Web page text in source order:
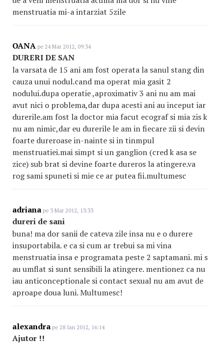
menstruatia mi-a intarziat 5zile
OANA pe 24 Mar 2012, 09:34
DURERI DE SAN
la varsata de 15 ani am fost operata la sanul stang din
cauza unui nodul.cand ma operat mia gasit 2
nodului.dupa operatie ,aproximativ 3 ani nu am mai
avut nici o problema,dar dupa acesti ani au inceput iar
durerile.am fost la doctor mia facut ecograf si mia zis k
nu am nimic,dar eu durerile le am in fiecare zii si devin
foarte dureroase in-nainte si in tinmpul
menstruatiei.mai simpt si un ganglion (cred k asa se
zice) sub brat si devine foarte dureros la atingere.va
rog sami spuneti si mie ce ar putea fii.multumesc
adriana pe 3 Mar 2012, 13:33
dureri de sani
buna! ma dor sanii de cateva zile insa nu e o durere
insuportabila. e ca si cum ar trebui sa mi vina
menstruatia insa e programata peste 2 saptamani. mi s
au umflat si sunt sensibili la atingere. mentionez ca nu
iau anticonceptionale si contact sexual nu am avut de
aproape doua luni. Multumesc!
alexandra pe 28 Ian 2012, 16:14
Ajutor !!